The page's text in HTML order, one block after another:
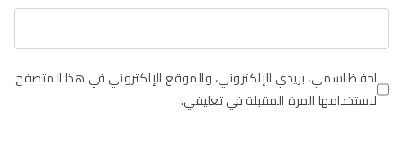
احفظ اسمي، بريدي الإلكتروني، والموقع الإلكتروني في هذا المتصفح
لاستخدامها المرة المقبلة في تعليقي.